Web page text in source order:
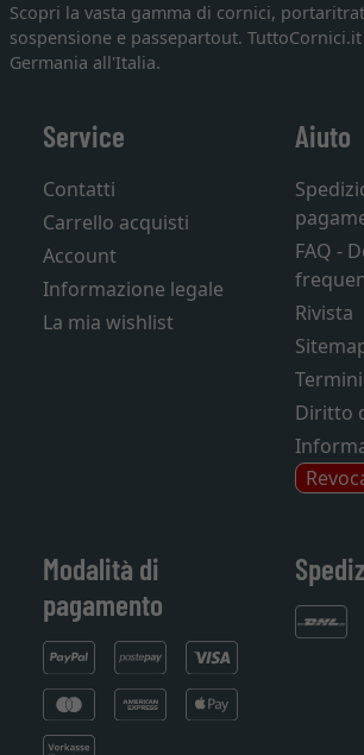
Scopri la vasta gamma di cornici,
sospensione e passepartout.
Germania all'Italia.
Service
Contatti
Carrello acquisti
Account
Informazione legale
La mia wishlist
Aiuto
FAQ -
Rivista
Diritto
Modalità di
pagamento